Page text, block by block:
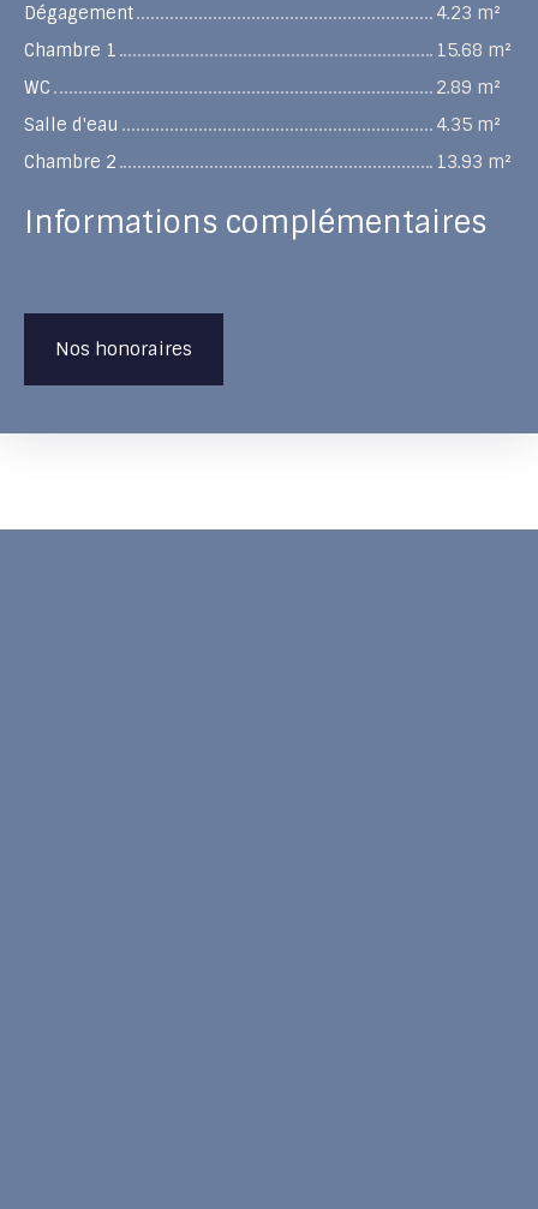
Dégagement
4.23 m²
Chambre 1
15.68 m²
WC
2.89 m²
Salle d'eau
4.35 m²
Chambre 2
13.93 m²
Informations complémentaires
Nos honoraires